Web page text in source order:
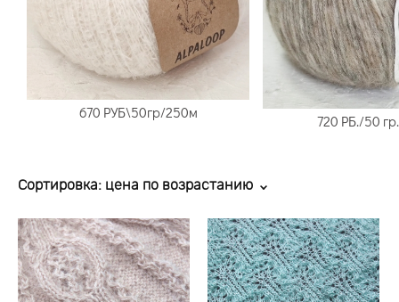
670 РУБ\50гр/250м 720 РБ./50
Сортировка: цена по возрастанию